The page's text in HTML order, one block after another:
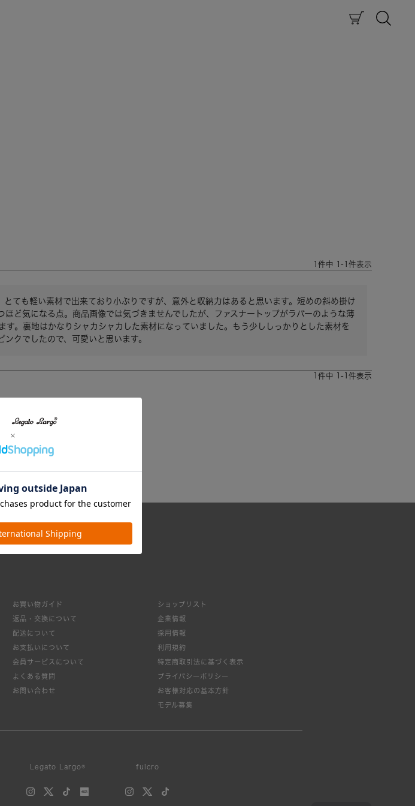
件中 - 件表示
とても軽い素材で出来ており小ぶりですが、意外と収納力はあると思います。短めの斜め掛け
ど気になる点。商品画像では気づきませんでしたが、ファスナートップがラバーのような薄
す。裏地はかなりシャカシャカした素材になっていました。もう少ししっかりとした素材を
クでしたので、可愛いと思います。
件中 - 件表示
お買い物ガイド
返品・交換について
配送について
お支払いについて
会員サービスについて
よくある質問
お問い合わせ
ショップリスト
企業情報
採用情報
利用規約
特定商取引法に基づく表示
プライバシーポリシー
お客様対応の基本方針
モデル募集
Legato Largo® fulcro